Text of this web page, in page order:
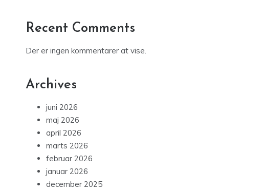
Recent Comments
Der er ingen kommentarer at vise.
Archives
juni 2026
maj 2026
april 2026
marts 2026
februar 2026
januar 2026
december 2025